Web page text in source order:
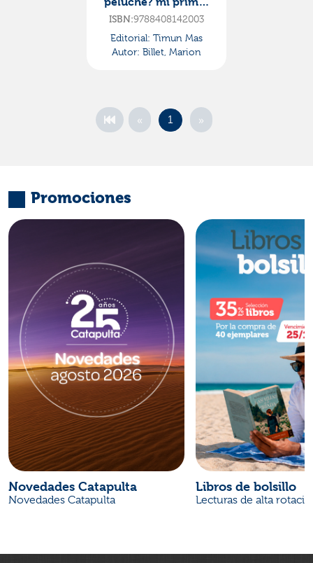
libro de sonidos
ISBN:9788408142003
Editorial: Timun Mas
Autor: Billet, Marion
« 1 »
Promociones
Novedades Catapulta
Novedades Catapulta
Libros de bolsillo
Lecturas de alta